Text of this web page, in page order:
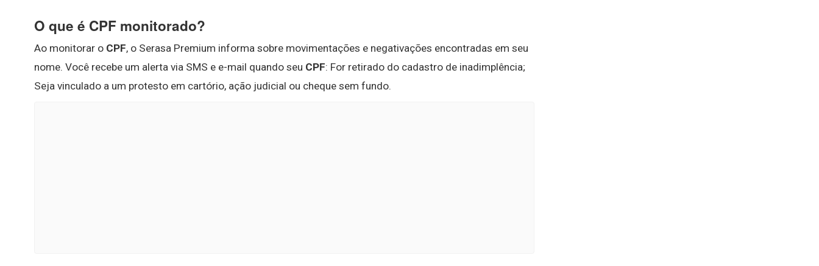
O que é CPF monitorado?
Ao monitorar o CPF, o Serasa Premium informa sobre movimentações e negativações encontradas em seu
nome. Você recebe um alerta via SMS e e-mail quando seu CPF: For retirado do cadastro de inadimplência;
Seja vinculado a um protesto em cartório, ação judicial ou cheque sem fundo.